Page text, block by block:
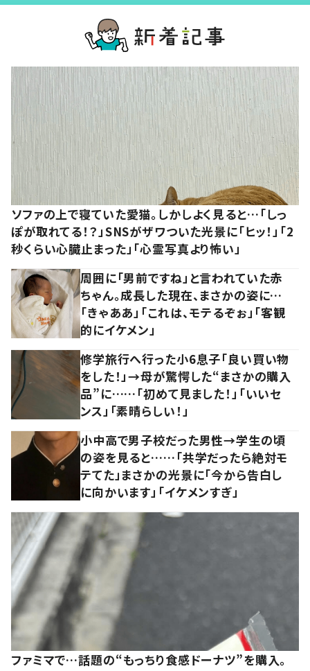
ソファの上で寝ていた愛猫。しかしよく見ると…「しっ
ぽが取れてる！？」SNSがザワついた光景に「ヒッ！」「2
秒くらい心臓止まった」「心霊写真より怖い」
周囲に「男前ですね」と言われていた赤
ちゃん。成長した現在、まさかの姿に…
「きゃああ」「これは、モテるぞぉ」「客観
的にイケメン」
修学旅行へ行った小6息子「良い買い物
をした！」→母が驚愕した“まさかの購入
品”に……「初めて見ました！」「いいセ
ンス」「素晴らしい！」
小中高で男子校だった男性→学生の頃
の姿を見ると……「共学だったら絶対モ
テてた」まさかの光景に「今から告白し
に向かいます」「イケメンすぎ」
ファミマで…話題の“もっちり食感ドーナツ”を購入。